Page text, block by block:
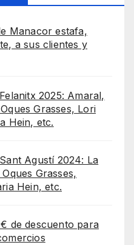
Manacor estafa,
a sus clientes y
2025: Amaral,
Grasses, Lori
Hein, etc.
Agustí 2024: La
Grasses,
Hein, etc.
de descuento para